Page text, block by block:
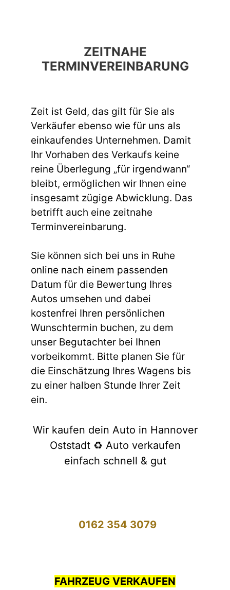
ZEITNAHE
TERMINVEREINBARUNG
Zeit ist Geld, das gilt für Sie als
Verkäufer ebenso wie für uns als
einkaufendes Unternehmen. Damit
Ihr Vorhaben des Verkaufs keine
reine Überlegung „für irgendwann“
bleibt, ermöglichen wir Ihnen eine
insgesamt zügige Abwicklung. Das
betrifft auch eine zeitnahe
Terminvereinbarung.
Sie können sich bei uns in Ruhe
online nach einem passenden
Datum für die Bewertung Ihres
Autos umsehen und dabei
kostenfrei Ihren persönlichen
Wunschtermin buchen, zu dem
unser Begutachter bei Ihnen
vorbeikommt. Bitte planen Sie für
die Einschätzung Ihres Wagens bis
zu einer halben Stunde Ihrer Zeit
ein.
Wir kaufen dein Auto in Hannover
Oststadt ♻️ Auto verkaufen
einfach schnell & gut
0162 354 3079
FAHRZEUG VERKAUFEN